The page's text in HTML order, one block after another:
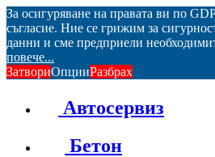
За осигуряване на правата ви по
съгласие. Ние се грижим за
данни и сме предприели
повече...
ЗатвориОпцииРазбрах
Автосервиз
Бетон